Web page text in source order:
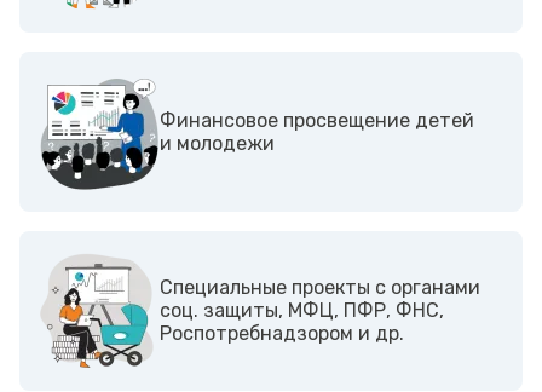
Финансовое просвещение детей
и молодежи
Cпециальные проекты с органами
соц. защиты, МФЦ, ПФР, ФНС,
Роспотребнадзором и др.